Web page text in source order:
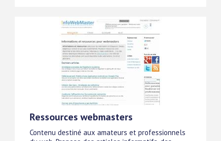
Ressources webmasters
Contenu destiné aux amateurs et professionnels